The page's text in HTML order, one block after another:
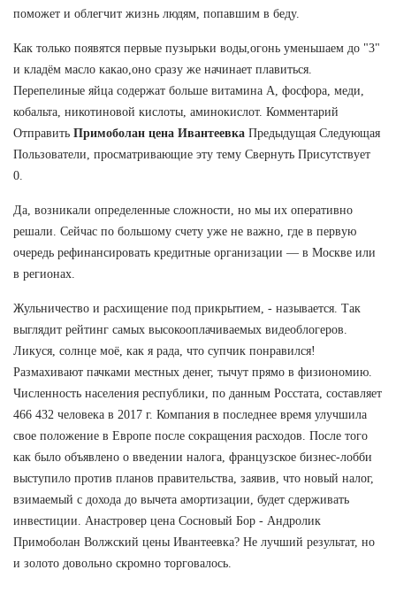
поможет и облегчит жизнь людям, попавшим в беду.
Как только появятся первые пузырьки воды,огонь уменьшаем до "3"
и кладём масло какао,оно сразу же начинает плавиться.
Перепелиные яйца содержат больше витамина А, фосфора, меди,
кобальта, никотиновой кислоты, аминокислот. Комментарий
Отправить Примоболан цена Ивантеевка Предыдущая Следующая
Пользователи, просматривающие эту тему Свернуть Присутствует
0.
Да, возникали определенные сложности, но мы их оперативно
решали. Сейчас по большому счету уже не важно, где в первую
очередь рефинансировать кредитные организации — в Москве или
в регионах.
Жульничество и расхищение под прикрытием, - называется. Так
выглядит рейтинг самых высокооплачиваемых видеоблогеров.
Ликуся, солнце моё, как я рада, что супчик понравился!
Размахивают пачками местных денег, тычут прямо в физиономию.
Численность населения республики, по данным Росстата, составляет
466 432 человека в 2017 г. Компания в последнее время улучшила
свое положение в Европе после сокращения расходов. После того
как было объявлено о введении налога, французское бизнес-лобби
выступило против планов правительства, заявив, что новый налог,
взимаемый с дохода до вычета амортизации, будет сдерживать
инвестиции. Анастровер цена Сосновый Бор - Андролик
Примоболан Волжский цены Ивантеевка? Не лучший результат, но
и золото довольно скромно торговалось.